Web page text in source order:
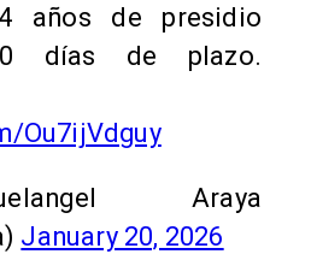
años de presidio
días de plazo.
Ou7ijVdguy
Araya
January 20, 2026